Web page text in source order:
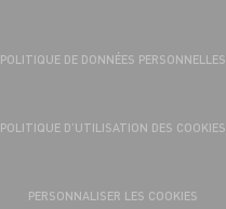
POLITIQUE DE DONNÉES PERSONNELLES
POLITIQUE D’UTILISATION DES COOKIES
PERSONNALISER LES COOKIES